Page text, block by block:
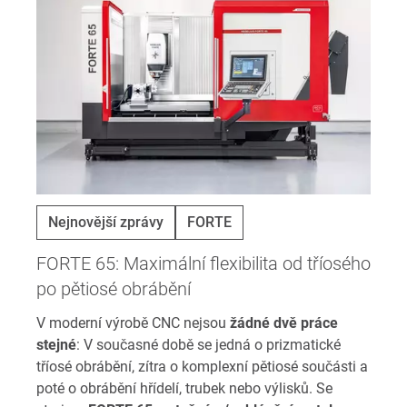
Nejnovější zprávy FORTE
FORTE 65: Maximální flexibilita od tříosého
po pětiosé obrábění
V moderní výrobě CNC nejsou žádné dvě práce
stejné: V současné době se jedná o prizmatické
tříosé obrábění, zítra o komplexní pětiosé součásti a
poté o obrábění hřídelí, trubek nebo výlisků. Se